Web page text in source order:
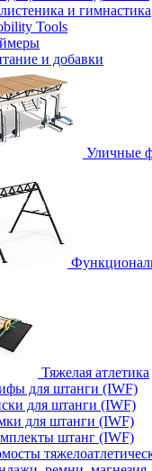
и гимнастика
Tools
и добавки
Уличные
Тяжелая атлетика
для штанги (IWF)
для штанги (IWF)
для штанги (IWF)
штанг (IWF)